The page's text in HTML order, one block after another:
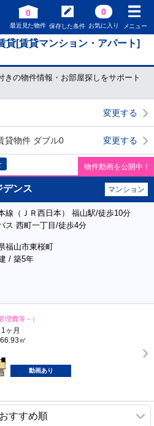
0
最近見た物件 保存した条件
0
お気に入り メニュー
貸[賃貸マンション・アパート]
きの物件情報・お部屋探しをサポート
変更する
貸物件 ダブル0 変更する
物件動画を公開中！
デンス マンション
線（ＪＲ西日本） 福山駅/徒歩10分
ス 西町一丁目/徒歩4分
福山市東桜町
/ 築5年
管理費等－）
ヶ月
㎡
動画あり